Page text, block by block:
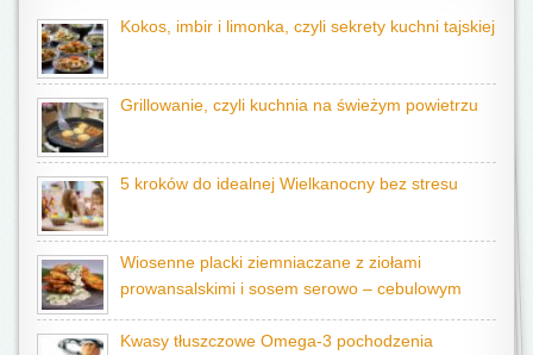
Kokos, imbir i limonka, czyli sekrety kuchni tajskiej
Grillowanie, czyli kuchnia na świeżym powietrzu
5 kroków do idealnej Wielkanocny bez stresu
Wiosenne placki ziemniaczane z ziołami
prowansalskimi i sosem serowo – cebulowym
Kwasy tłuszczowe Omega-3 pochodzenia